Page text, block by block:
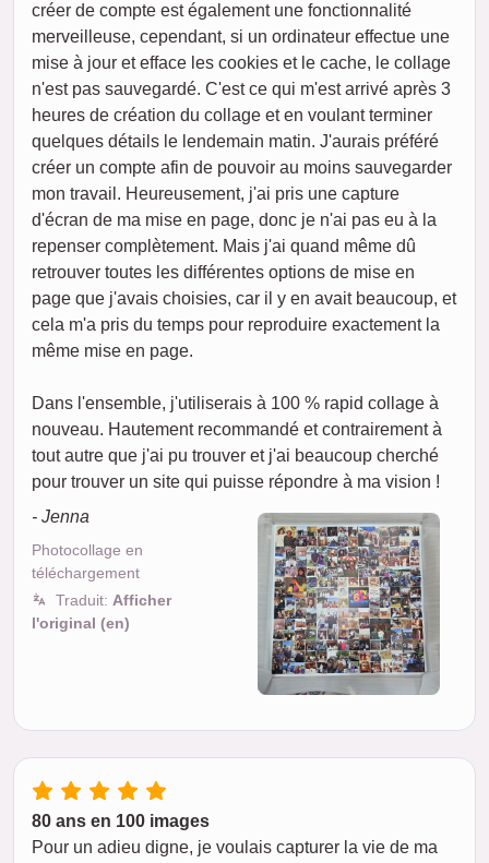
créer de compte est également une fonctionnalité
merveilleuse, cependant, si un ordinateur effectue une
mise à jour et efface les cookies et le cache, le collage
n'est pas sauvegardé. C'est ce qui m'est arrivé après 3
heures de création du collage et en voulant terminer
quelques détails le lendemain matin. J'aurais préféré
créer un compte afin de pouvoir au moins sauvegarder
mon travail. Heureusement, j'ai pris une capture
d'écran de ma mise en page, donc je n'ai pas eu à la
repenser complètement. Mais j'ai quand même dû
retrouver toutes les différentes options de mise en
page que j'avais choisies, car il y en avait beaucoup, et
cela m'a pris du temps pour reproduire exactement la
même mise en page.
Dans l'ensemble, j'utiliserais à 100 % rapid collage à
nouveau. Hautement recommandé et contrairement à
tout autre que j'ai pu trouver et j'ai beaucoup cherché
pour trouver un site qui puisse répondre à ma vision !
- Jenna
Photocollage en
téléchargement
Traduit: Afficher
l'original (en)
80 ans en 100 images
Pour un adieu digne, je voulais capturer la vie de ma